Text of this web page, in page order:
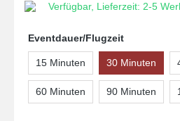
Verfügbar, Lieferzeit: 2-5
Eventdauer/Flugzeit
15 Minuten 30 Minuten
60 Minuten 90 Minuten